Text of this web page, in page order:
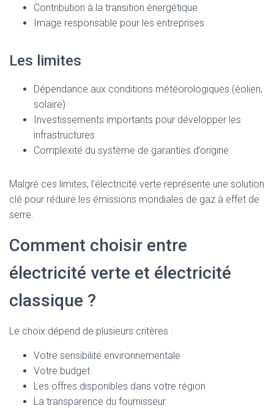
Contribution à la transition énergétique
Image responsable pour les entreprises
Les limites
Dépendance aux conditions météorologiques (éolien,
solaire)
Investissements importants pour développer les
infrastructures
Complexité du système de garanties d’origine
Malgré ces limites, l’électricité verte représente une solution
clé pour réduire les émissions mondiales de gaz à effet de
serre.
Comment choisir entre
électricité verte et électricité
classique ?
Le choix dépend de plusieurs critères :
Votre sensibilité environnementale
Votre budget
Les offres disponibles dans votre région
La transparence du fournisseur